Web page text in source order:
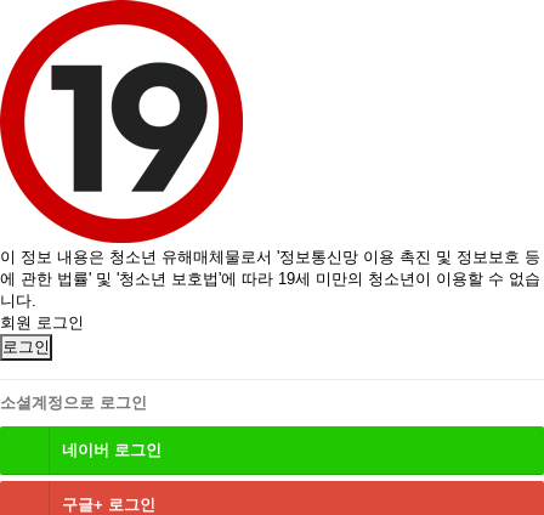
이 정보 내용은 청소년 유해매체물로서 '정보통신망 이용 촉진 및 정보보호 등
에 관한 법률' 및 '청소년 보호법'에 따라 19세 미만의 청소년이 이용할 수 없습
니다.
회원 로그인
로그인
소셜계정으로 로그인
네이버 로그인
구글+ 로그인